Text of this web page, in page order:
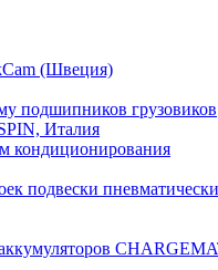
(Швеция)
подшипников грузовиков
Италия
кондиционирования
подвески